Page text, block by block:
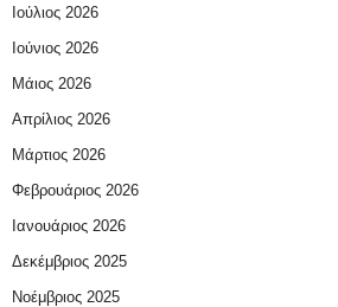
Ιούλιος 2026
Ιούνιος 2026
Μάιος 2026
Απρίλιος 2026
Μάρτιος 2026
Φεβρουάριος 2026
Ιανουάριος 2026
Δεκέμβριος 2025
Νοέμβριος 2025